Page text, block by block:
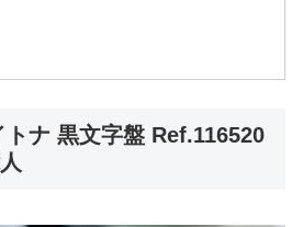
トナ 黒文字盤 Ref.116520